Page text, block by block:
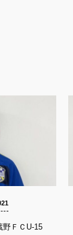
ＦＣU-15